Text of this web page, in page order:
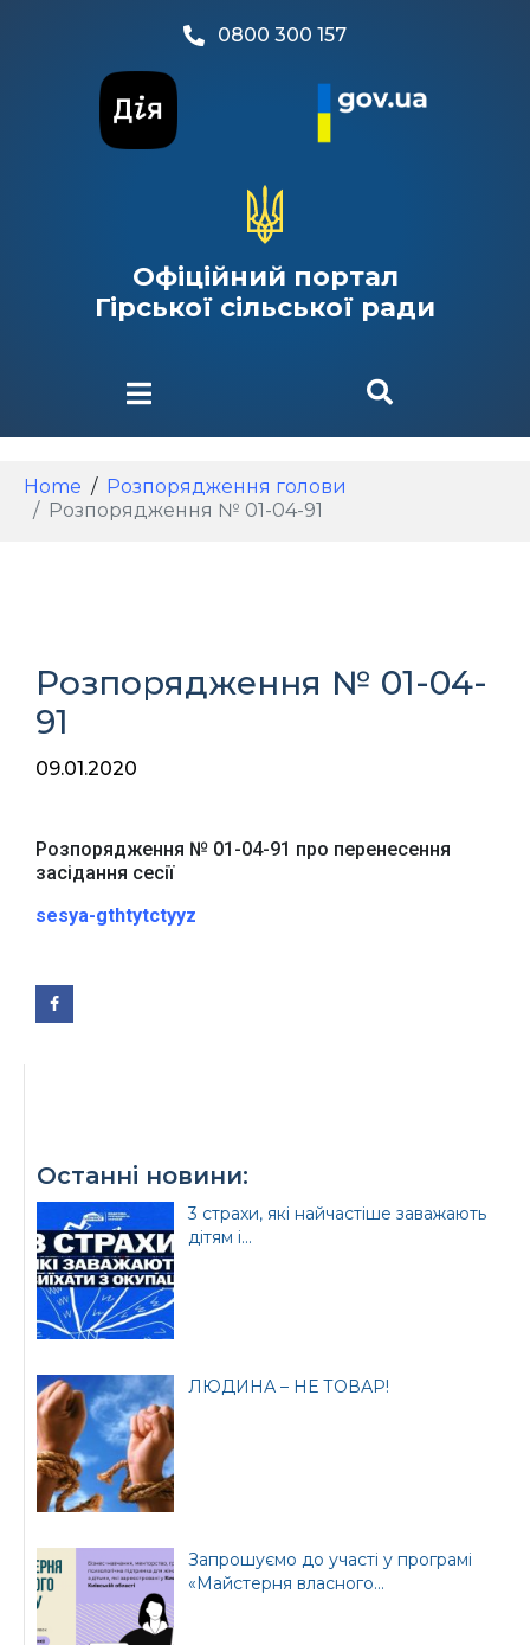
0800 300 157
Офіційний портал
Гірської сільської ради
Home
Розпорядження голови
Розпорядження № 01-04-91
Розпорядження № 01-04-
91
09.01.2020
Розпорядження № 01-04-91 про перенесення
засідання сесії
sesya-gthtytctyyz
Останні новини:
3 страхи, які найчастіше заважають
дітям і...
ЛЮДИНА – НЕ ТОВАР!
Запрошуємо до участі у програмі
«Майстерня власного...
Офіційний веб-сайт
Верховної Ради
України Президента України
Урядовий портал
Київська обласна
Офіційний веб-сайт
Бориспільської РДА
Офіційний веб-сайт